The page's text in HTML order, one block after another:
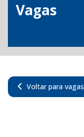
Vagas
Voltar para vagas